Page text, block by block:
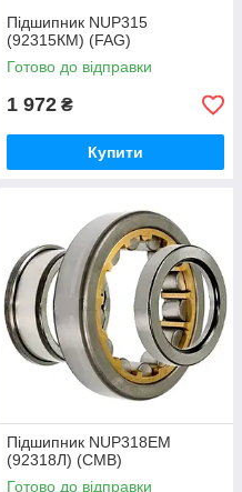
Підшипник NUP315
(92315КМ) (FAG)
Готово до відправки
1 972 ₴
Купити
Підшипник NUP318EM
(92318Л) (CMB)
Готово до відправки